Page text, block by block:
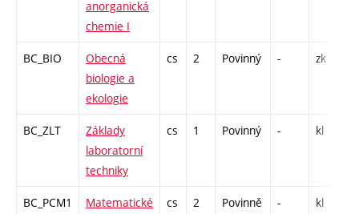
anorganická
chemie I
BC_BIO
Obecná
biologie a
ekologie
cs 2 Povinný - zk
BC_ZLT
Základy
laboratorní
techniky
cs 1 Povinný - kl
BC_PCM1
Matematické
cs 2
Povinně
- kl